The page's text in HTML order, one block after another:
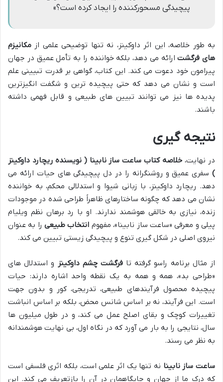
پیچیدگی مسحورکننده را ایجاد کرده است؟»
به طور خلاصه، این اثر داوکینز، نه تنها توضیحی علمی از مکانیزم
های فرگشتارائه می دهد، بلکه خواننده را به تأمل عمیق در جهان
پیرامون خود دعوت می کند. این کتاب، گواهی بر قدرت تبیینی علم
است و نشان می دهد که حتی پیچیده ترین و شگفت انگیزترین
پدیده ها نیز می توانند تبیین های طبیعی و قابل فهمی داشته
باشند.
نتیجه گیری
در نهایت، خلاصه کتاب ساعت ساز نابینا ( نویسنده ریچارد داوکینز
) سفری عمیق و روشنگرانه را در دل پیچیدگی های حیات ارائه می
دهد. ریچارد داوکینز، با زبانی شیوا و استدلالی محکم، به خواننده
نشان می دهد که چگونه ساختارهای ظاهراً طراحی شده در موجودات
زنده، نیازی به خالقی هوشمند ندارند. او با رد برهان نظم ویلیام
پیلی و معرفی «ساعت ساز نابینا»، مفهوم انتخاب طبیعیرا به عنوان
نیروی اصلی در شکل گیری تنوع و پیچیدگی زیستی تبیین می کند.
از مثال برنامه راسو گرفته تافرگشت چشم داوکینز و استدلال های
«طراحی بد»، همه و همه به یک نقطه واحد اشاره دارند: حیات
پیچیده محصول فرآیندهای طبیعی، تدریجی، کور و بدون جهت
است. این فرآیند، نه بر اساس شانس محض، بلکه بر اساس انباشت
تغییرات کوچک و بقای اصلح عمل می کند، و در طول میلیون ها
سال، نتایجی را به بار می آورد که در نگاه اول، بی نهایت هوشمندانه
به نظر می رسند.
ساعت ساز نابینا نه تنها یک اثر علمی است، بلکه اثری فلسفی است
که درک ما از جهان و جایگاهمان در آن را بازتعریف می کند. این